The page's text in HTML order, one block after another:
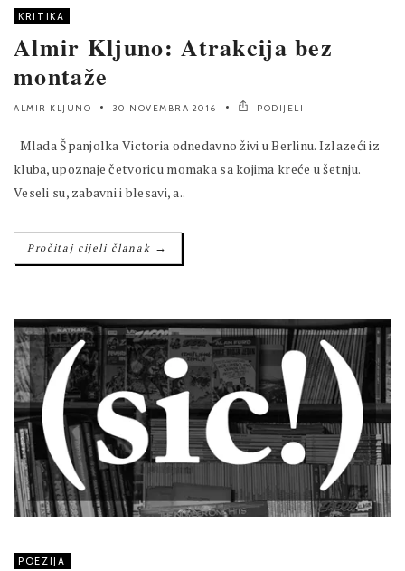
KRITIKA
Almir Kljuno: Atrakcija bez
montaže
ALMIR KLJUNO 30 NOVEMBRA 2016 PODIJELI
Mlada Španjolka Victoria odnedavno živi u Berlinu. Izlazeći iz
kluba, upoznaje četvoricu momaka sa kojima kreće u šetnju.
Veseli su, zabavni i blesavi, a..
Pročitaj cijeli članak →
POEZIJA